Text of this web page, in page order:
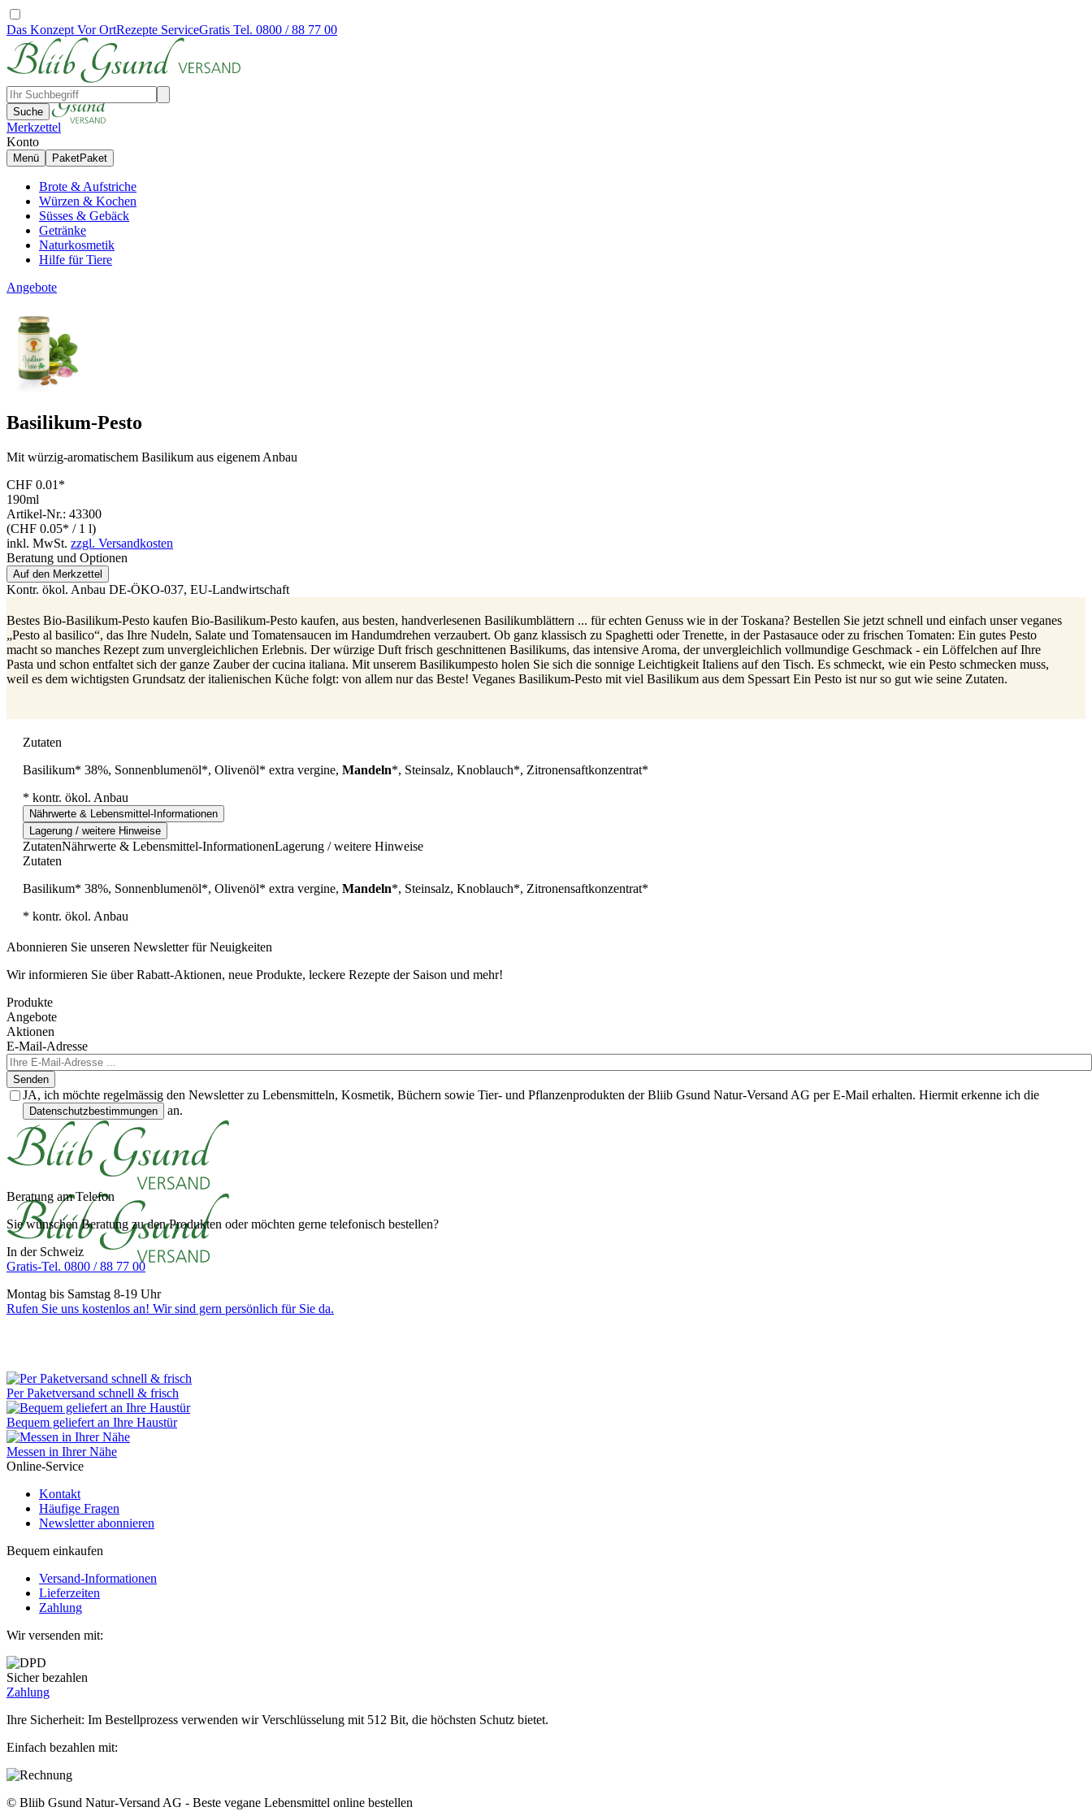
Das Konzept Vor OrtRezepte ServiceGratis Tel. 0800 / 88 77 00
Suche
Merkzettel
Konto
Menü PaketPaket
Brote & Aufstriche
Würzen & Kochen
Süsses & Gebäck
Getränke
Naturkosmetik
Hilfe für Tiere
Angebote
Basilikum-Pesto
Mit würzig-aromatischem Basilikum aus eigenem Anbau
CHF 0.01*
190ml
Artikel-Nr.: 43300
(CHF 0.05* / 1 l)
inkl. MwSt. zzgl. Versandkosten
Beratung und Optionen
Auf den Merkzettel
Kontr. ökol. Anbau DE-ÖKO-037, EU-Landwirtschaft
Bestes Bio-Basilikum-Pesto kaufen Bio-Basilikum-Pesto kaufen, aus besten, handverlesenen Basilikumblättern ... für echten Genuss wie in der Toskana? Bestellen Sie jetzt schnell und einfach unser veganes
„Pesto al basilico“, das Ihre Nudeln, Salate und Tomatensaucen im Handumdrehen verzaubert. Ob ganz klassisch zu Spaghetti oder Trenette, in der Pastasauce oder zu frischen Tomaten: Ein gutes Pesto
macht so manches Rezept zum unvergleichlichen Erlebnis. Der würzige Duft frisch geschnittenen Basilikums, das intensive Aroma, der unvergleichlich vollmundige Geschmack - ein Löffelchen auf Ihre
Pasta und schon entfaltet sich der ganze Zauber der cucina italiana. Mit unserem Basilikumpesto holen Sie sich die sonnige Leichtigkeit Italiens auf den Tisch. Es schmeckt, wie ein Pesto schmecken muss,
weil es dem wichtigsten Grundsatz der italienischen Küche folgt: von allem nur das Beste! Veganes Basilikum-Pesto mit viel Basilikum aus dem Spessart Ein Pesto ist nur so gut wie seine Zutaten.
Zutaten
Basilikum* 38%, Sonnenblumenöl*, Olivenöl* extra vergine, Mandeln*, Steinsalz, Knoblauch*, Zitronensaftkonzentrat*
* kontr. ökol. Anbau
Nährwerte & Lebensmittel-Informationen
Lagerung / weitere Hinweise
ZutatenNährwerte & Lebensmittel-InformationenLagerung / weitere Hinweise
Zutaten
Basilikum* 38%, Sonnenblumenöl*, Olivenöl* extra vergine, Mandeln*, Steinsalz, Knoblauch*, Zitronensaftkonzentrat*
* kontr. ökol. Anbau
Abonnieren Sie unseren Newsletter für Neuigkeiten
Wir informieren Sie über Rabatt-Aktionen, neue Produkte, leckere Rezepte der Saison und mehr!
Produkte
Angebote
Aktionen
E-Mail-Adresse
Senden
JA, ich möchte regelmässig den Newsletter zu Lebensmitteln, Kosmetik, Büchern sowie Tier- und Pflanzenprodukten der Bliib Gsund Natur-Versand AG per E-Mail erhalten. Hiermit erkenne ich die
Datenschutzbestimmungen an.
Beratung am Telefon
Sie wünschen Beratung zu den Produkten oder möchten gerne telefonisch bestellen?
In der Schweiz
Gratis-Tel. 0800 / 88 77 00
Montag bis Samstag 8-19 Uhr
Rufen Sie uns kostenlos an! Wir sind gern persönlich für Sie da.
Per Paketversand schnell & frisch
Bequem geliefert an Ihre Haustür
Messen in Ihrer Nähe
Online-Service
Kontakt
Häufige Fragen
Newsletter abonnieren
Bequem einkaufen
Versand-Informationen
Lieferzeiten
Zahlung
Wir versenden mit:
Sicher bezahlen
Zahlung
Ihre Sicherheit: Im Bestellprozess verwenden wir Verschlüsselung mit 512 Bit, die höchsten Schutz bietet.
Einfach bezahlen mit:
© Bliib Gsund Natur-Versand AG - Beste vegane Lebensmittel online bestellen